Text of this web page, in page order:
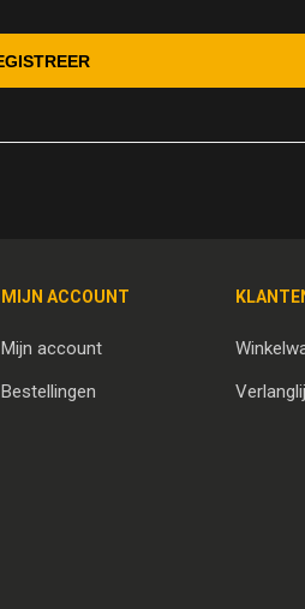
MIJN ACCOUNT
Mijn account
Bestellingen